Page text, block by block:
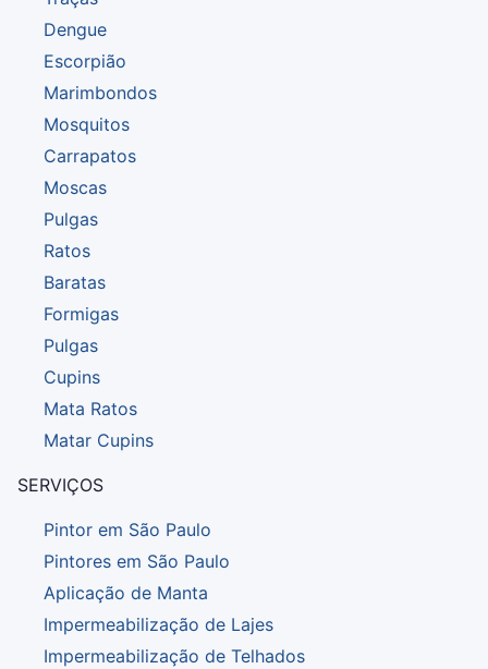
Dengue
Escorpião
Marimbondos
Mosquitos
Carrapatos
Moscas
Pulgas
Ratos
Baratas
Formigas
Pulgas
Cupins
Mata Ratos
Matar Cupins
SERVIÇOS
Pintor em São Paulo
Pintores em São Paulo
Aplicação de Manta
Impermeabilização de Lajes
Impermeabilização de Telhados